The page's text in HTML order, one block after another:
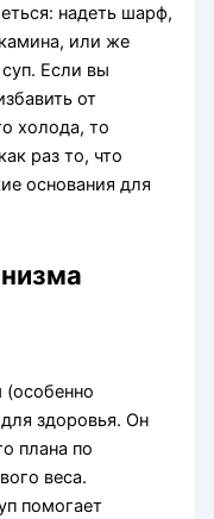
надеть шарф,
или же
Если вы
от
холода, то
раз то, что
основания для
(особенно
здоровья. Он
плана по
веса.
помогает